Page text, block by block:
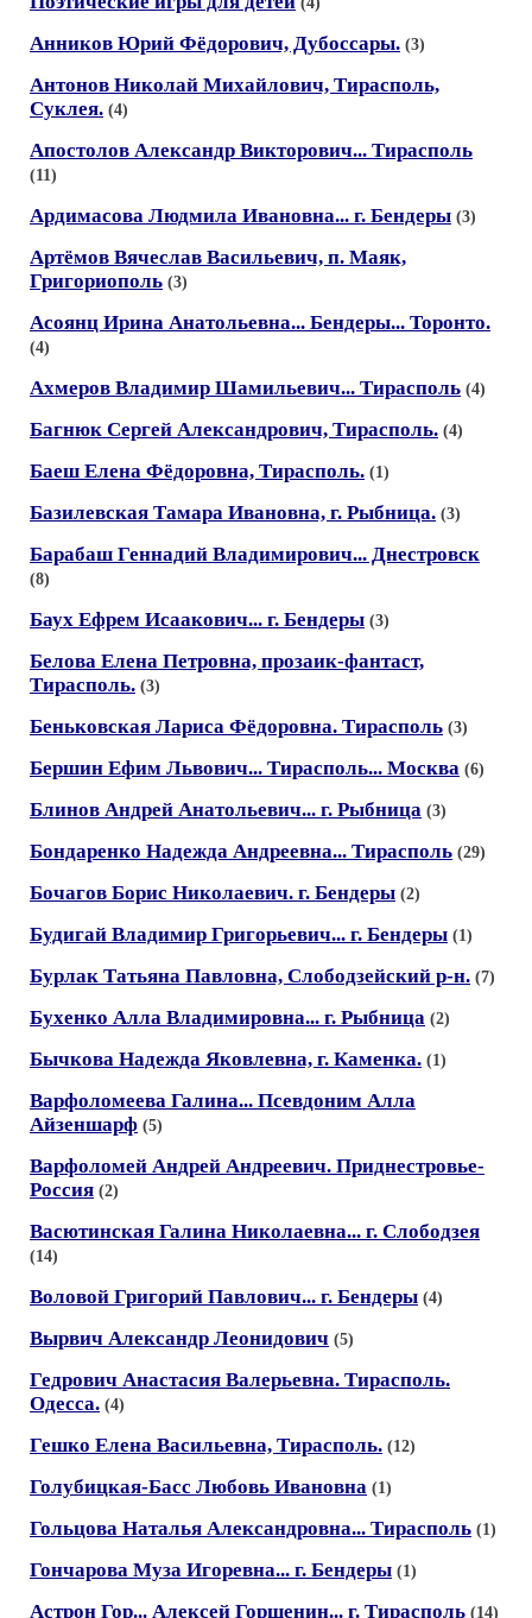
Анников Юрий Фёдорович, Дубоссары. (3)
Антонов Николай Михайлович, Тирасполь,
Суклея. (4)
Апостолов Александр Викторович... Тирасполь
(11)
Ардимасова Людмила Ивановна... г. Бендеры (3)
Артёмов Вячеслав Васильевич, п. Маяк,
Григориополь (3)
Асоянц Ирина Анатольевна... Бендеры... Торонто.
(4)
Ахмеров Владимир Шамильевич... Тирасполь (4)
Багнюк Сергей Александрович, Тирасполь. (4)
Баеш Елена Фёдоровна, Тирасполь. (1)
Базилевская Тамара Ивановна, г. Рыбница. (3)
Барабаш Геннадий Владимирович... Днестровск
(8)
Баух Ефрем Исаакович... г. Бендеры (3)
Белова Елена Петровна, прозаик-фантаст,
Тирасполь. (3)
Беньковская Лариса Фёдоровна. Тирасполь (3)
Бершин Ефим Львович... Тирасполь... Москва (6)
Блинов Андрей Анатольевич... г. Рыбница (3)
Бондаренко Надежда Андреевна... Тирасполь (29)
Бочагов Борис Николаевич. г. Бендеры (2)
Будигай Владимир Григорьевич... г. Бендеры (1)
Бурлак Татьяна Павловна, Слободзейский р-н. (7)
Бухенко Алла Владимировна... г. Рыбница (2)
Бычкова Надежда Яковлевна, г. Каменка. (1)
Варфоломеева Галина... Псевдоним Алла
Айзеншарф (5)
Варфоломей Андрей Андреевич. Приднестровье-
Россия (2)
Васютинская Галина Николаевна... г. Слободзея
(14)
Воловой Григорий Павлович... г. Бендеры (4)
Вырвич Александр Леонидович (5)
Гедрович Анастасия Валерьевна. Тирасполь.
Одесса. (4)
Гешко Елена Васильевна, Тирасполь. (12)
Голубицкая-Басс Любовь Ивановна (1)
Гольцова Наталья Александровна... Тирасполь (1)
Гончарова Муза Игоревна... г. Бендеры (1)
Астрон Гор... Алексей Горшенин... г. Тирасполь (14)